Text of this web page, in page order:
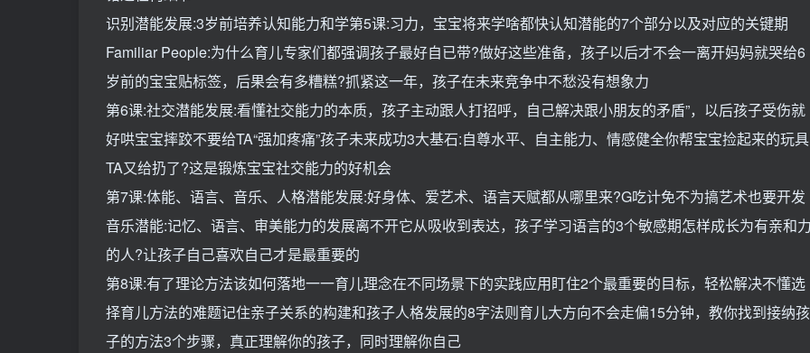
识别潜能发展:3岁前培养认知能力和学第5课:习力，宝宝将来学啥都快认知潜能的7个部分以及对应的关键期
Familiar People:为什么育儿专家们都强调孩子最好自已带?做好这些准备，孩子以后才不会一离开妈妈就哭给6
岁前的宝宝贴标签，后果会有多糟糕?抓紧这一年，孩子在未来竞争中不愁没有想象力
第6课:社交潜能发展:看懂社交能力的本质，孩子主动跟人打招呼，自己解决跟小朋友的矛盾”，以后孩子受伤就
好哄宝宝摔跤不要给TA“强加疼痛”孩子未来成功3大基石:自尊水平、自主能力、情感健全你帮宝宝捡起来的玩具
TA又给扔了?这是锻炼宝宝社交能力的好机会
第7课:体能、语言、音乐、人格潜能发展:好身体、爱艺术、语言天赋都从哪里来?G吃计免不为搞艺术也要开发
音乐潜能:记忆、语言、审美能力的发展离不开它从吸收到表达，孩子学习语言的3个敏感期怎样成长为有亲和
的人?让孩子自己喜欢自己才是最重要的
第8课:有了理论方法该如何落地一一育儿理念在不同场景下的实践应用盯住2个最重要的目标，轻松解决不懂选
择育儿方法的难题记住亲子关系的构建和孩子人格发展的8字法则育儿大方向不会走偏15分钟，教你找到接纳孩
子的方法3个步骤，真正理解你的孩子，同时理解你自己